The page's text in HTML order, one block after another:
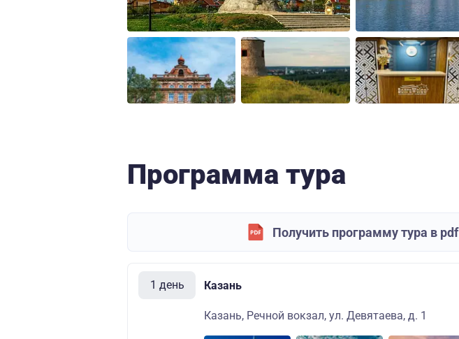
Программа тура
Получить программу тура в pdf
1 день Казань
Казань, Речной вокзал, ул. Девятаева, д. 1